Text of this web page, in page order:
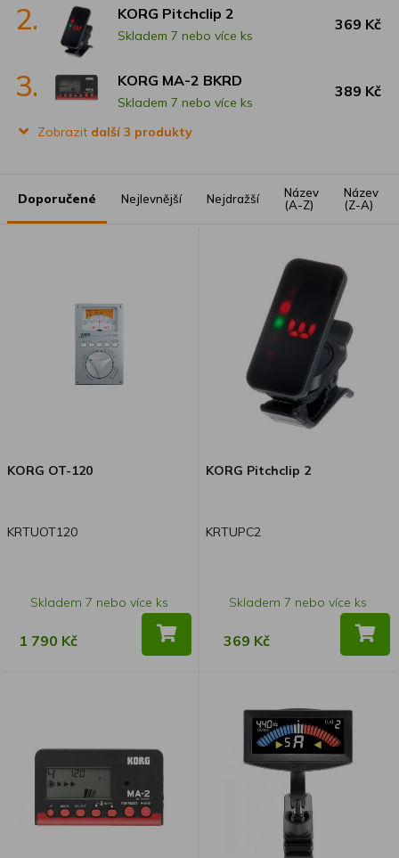
2. KORG Pitchclip 2
Skladem 7 nebo více ks
369 Kč
3. KORG MA-2 BKRD
Skladem 7 nebo více ks
389 Kč
Zobrazit další 3 produkty
Doporučené Nejlevnější Nejdražší
Název
(A-Z)
Název
(Z-A)
KORG OT-120
KRTUOT120
Skladem 7 nebo více ks
1 790 Kč
KORG Pitchclip 2
KRTUPC2
Skladem 7 nebo více ks
369 Kč